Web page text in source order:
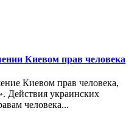
Киевом прав человека
Киевом прав человека,
Действия украинских
человека...